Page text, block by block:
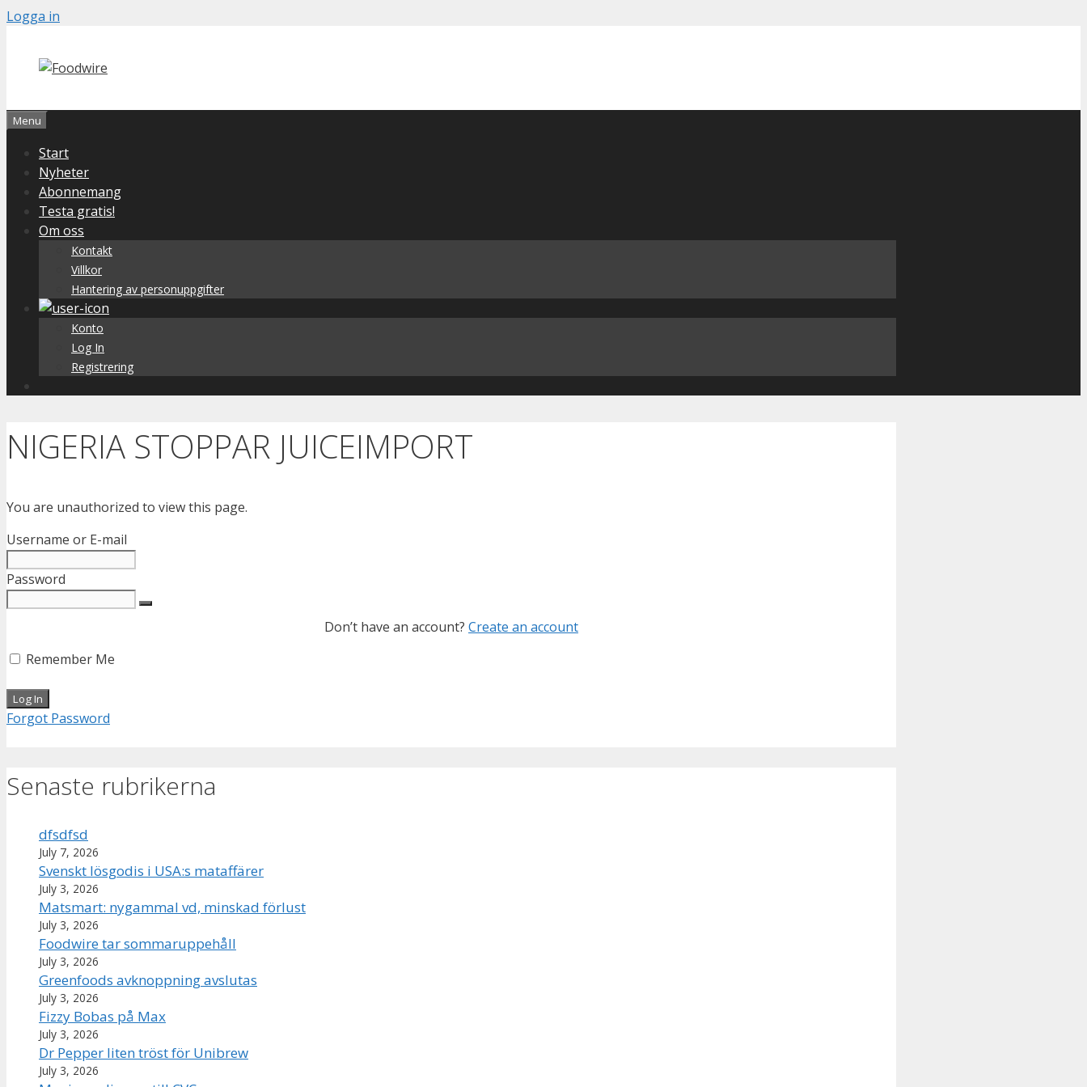
Skip
content
Logga in
Menu
Start
Nyheter
Abonnemang
Testa gratis!
Om oss
Kontakt
Villkor
Hantering av personuppgifter
Konto
Log In
Registrering
NIGERIA STOPPAR JUICEIMPORT
You are unauthorized to view this page.
Username or E-mail
Password
Don’t have an account? Create an account
Remember Me
Forgot Password
Senaste rubrikerna
dfsdfsd
July 7, 2026
Svenskt lösgodis i USA:s mataffärer
July 3, 2026
Matsmart: nygammal vd, minskad förlust
July 3, 2026
Foodwire tar sommaruppehåll
July 3, 2026
Greenfoods avknoppning avslutas
July 3, 2026
Fizzy Bobas på Max
July 3, 2026
Dr Pepper liten tröst för Unibrew
July 3, 2026